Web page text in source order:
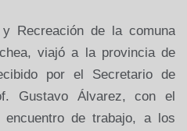
Recreación de la comuna
viajó a la provincia de
por el Secretario de
Gustavo Álvarez, con el
de trabajo, a los